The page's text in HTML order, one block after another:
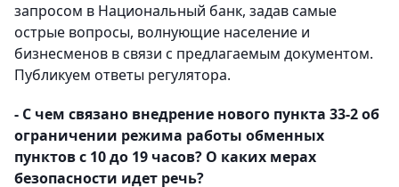
запросом в Национальный банк, задав самые
острые вопросы, волнующие население и
бизнесменов в связи с предлагаемым документом.
Публикуем ответы регулятора.
- С чем связано внедрение нового пункта 33-2 об
ограничении режима работы обменных
пунктов с 10 до 19 часов? О каких мерах
безопасности идет речь?